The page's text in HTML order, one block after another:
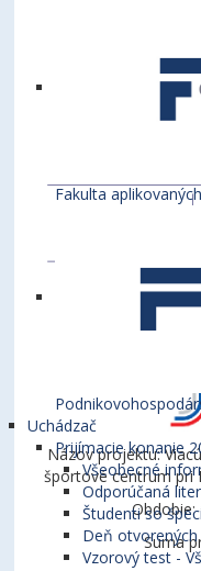
Fakulta
Uchádzač
Prijímacie konanie
Všeobecné
Odporúčaná
Študenti so
Deň otvorených
Vzorový test -
Názov projektu:
športové centrum pri
Obdobie:
Suma